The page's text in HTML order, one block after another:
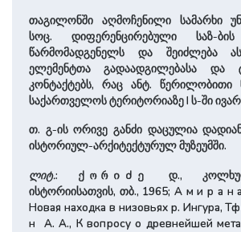
თაგილონში აღმოჩენილი სამარხი
სოც. დიფერენცირებული საზ-
წარმომადგენელს და შეიძლება
ელემენტთა გადაადგილებასა და
კონტაქტებს, რაც ანტ. წერილობითი
საქარ­თვე­ლოს ტერიტორიაზე I ს-ში
თ. გ-ის ორივე განძი დაცულია
ისტორიულ-არქიტექტურულ მუზეუმში.
ლიტ.: ქორიძე
დ.,
ისტორიისათვის, თბ., 1965; А м и р а
Новая находка в низовьях р. Ингура,
н А. А., К вопросу о древнейшей